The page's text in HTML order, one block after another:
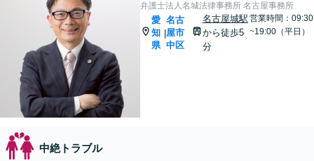
弁護士法人名城法律事務所 名古屋事務所
愛
知
県
|
名古
屋市
中区
名古屋城駅
から徒歩5
分
営業時間：09:30
~19:00（平日）
中絶トラブル